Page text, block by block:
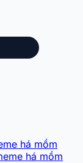
há mồm
há mồm